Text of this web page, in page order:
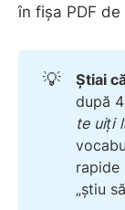
în fișa PDF
💡 Știai
după
te uiți
rapide
„știu